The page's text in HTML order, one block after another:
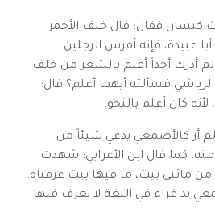
كيسان فقال: قال خلف الأحمر
عبيدة، فإنه أفرس الرجلين
أدرك أحداً أعلم بالشعر من خلف
فسألته أيهما أعلم؟ قال:
كان أعلم بالنحو.
أر كالأصمعي يدعي شيئاً من
منه. كما قال ابن الأعرابي: شهدت
مائتي بيت، ما فيها بيت عرفناه.
يد غراء في اللغة لا يعرف فيها